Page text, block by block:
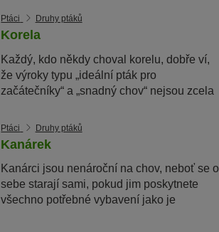
Vás nejdůležitější rady pro chov a péči o
tyto exotické ptáky.
Ptáci Druhy ptáků
Korela
Každý, kdo někdy choval korelu, dobře ví,
že výroky typu „ideální pták pro
začátečníky“ a „snadný chov“ nejsou zcela
několik základních zásad, užijete si s těmito
"mini-kakadu" spoustu legrace a oni s Vámi
základními zásadami chovu a potřebami
těchto opeřenců:
Ptáci Druhy ptáků
Kanárek
Kanárci jsou nenároční na chov, neboť se o
sebe starají sami, pokud jim poskytnete
všechno potřebné vybavení jako je